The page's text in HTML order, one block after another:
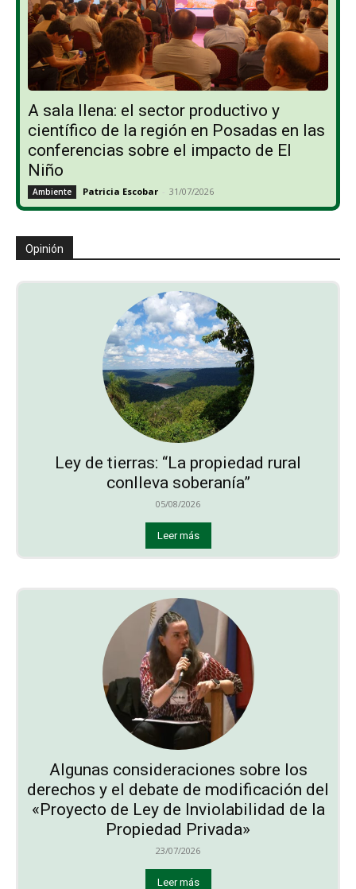
A sala llena: el sector productivo y
científico de la región en Posadas en las
conferencias sobre el impacto de El
Niño
Ambiente Patricia Escobar - 31/07/2026
Opinión
Ley de tierras: “La propiedad rural
conlleva soberanía”
05/08/2026
Leer más
Algunas consideraciones sobre los
derechos y el debate de modificación del
«Proyecto de Ley de Inviolabilidad de la
Propiedad Privada»
23/07/2026
Leer más